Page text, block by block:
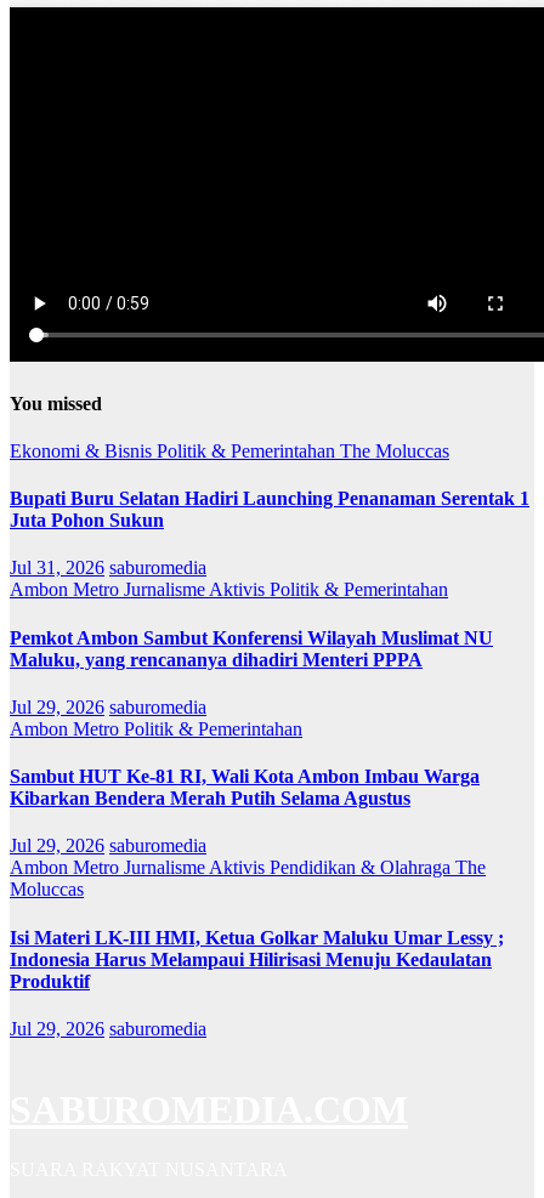
You missed
Ekonomi & Bisnis Politik & Pemerintahan The Moluccas
Bupati Buru Selatan Hadiri Launching Penanaman Serentak 1
Juta Pohon Sukun
Jul 31, 2026 saburomedia
Ambon Metro Jurnalisme Aktivis Politik & Pemerintahan
Pemkot Ambon Sambut Konferensi Wilayah Muslimat NU
Maluku, yang rencananya dihadiri Menteri PPPA
Jul 29, 2026 saburomedia
Ambon Metro Politik & Pemerintahan
Sambut HUT Ke-81 RI, Wali Kota Ambon Imbau Warga
Kibarkan Bendera Merah Putih Selama Agustus
Jul 29, 2026 saburomedia
Ambon Metro Jurnalisme Aktivis Pendidikan & Olahraga The
Moluccas
Isi Materi LK-III HMI, Ketua Golkar Maluku Umar Lessy ;
Indonesia Harus Melampaui Hilirisasi Menuju Kedaulatan
Produktif
Jul 29, 2026 saburomedia